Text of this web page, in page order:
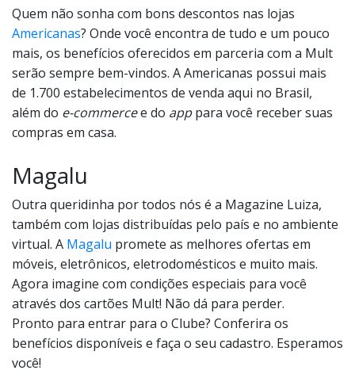
Quem não sonha com bons descontos nas lojas
Americanas? Onde você encontra de tudo e um pouco
mais, os benefícios oferecidos em parceria com a Mult
serão sempre bem-vindos. A Americanas possui mais
de 1.700 estabelecimentos de venda aqui no Brasil,
além do e-commercee do apppara você receber suas
compras em casa.
Magalu
Outra queridinha por todos nós é a Magazine Luiza,
também com lojas distribuídas pelo país e no ambiente
virtual. A Magalu promete as melhores ofertas em
móveis, eletrônicos, eletrodomésticos e muito mais.
Agora imagine com condições especiais para você
através dos cartões Mult! Não dá para perder.
Pronto para entrar para o Clube? Conferira os
benefícios disponíveis e faça o seu cadastro. Esperamos
você!